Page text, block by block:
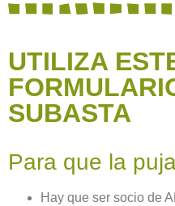
UTILIZA
SUBASTA
Para que la
Hay que ser socio de